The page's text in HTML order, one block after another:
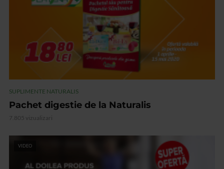
SUPLIMENTE NATURALIS
Pachet digestie de la Naturalis
7.805 vizualizari
VIDEO